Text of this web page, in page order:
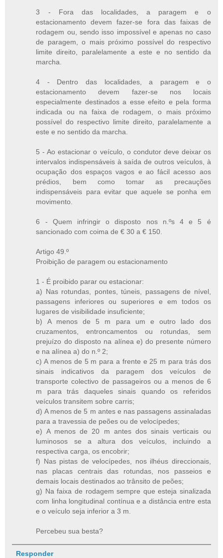
3 - Fora das localidades, a paragem e o
estacionamento devem fazer-se fora das faixas de
rodagem ou, sendo isso impossível e apenas no caso
de paragem, o mais próximo possível do respectivo
limite direito, paralelamente a este e no sentido da
marcha.
4 - Dentro das localidades, a paragem e o
estacionamento devem fazer-se nos locais
especialmente destinados a esse efeito e pela forma
indicada ou na faixa de rodagem, o mais próximo
possível do respectivo limite direito, paralelamente a
este e no sentido da marcha.
5 - Ao estacionar o veículo, o condutor deve deixar os
intervalos indispensáveis à saída de outros veículos, à
ocupação dos espaços vagos e ao fácil acesso aos
prédios, bem como tomar as precauções
indispensáveis para evitar que aquele se ponha em
movimento.
6 - Quem infringir o disposto nos n.ºs 4 e 5 é
sancionado com coima de € 30 a € 150.
Artigo 49.º
Proibição de paragem ou estacionamento
1 - É proibido parar ou estacionar:
a) Nas rotundas, pontes, túneis, passagens de nível,
passagens inferiores ou superiores e em todos os
lugares de visibilidade insuficiente;
b) A menos de 5 m para um e outro lado dos
cruzamentos, entroncamentos ou rotundas, sem
prejuízo do disposto na alínea e) do presente número
e na alínea a) do n.º 2;
c) A menos de 5 m para a frente e 25 m para trás dos
sinais indicativos da paragem dos veículos de
transporte colectivo de passageiros ou a menos de 6
m para trás daqueles sinais quando os referidos
veículos transitem sobre carris;
d) A menos de 5 m antes e nas passagens assinaladas
para a travessia de peões ou de velocípedes;
e) A menos de 20 m antes dos sinais verticais ou
luminosos se a altura dos veículos, incluindo a
respectiva carga, os encobrir;
f) Nas pistas de velocípedes, nos ilhéus direccionais,
nas placas centrais das rotundas, nos passeios e
demais locais destinados ao trânsito de peões;
g) Na faixa de rodagem sempre que esteja sinalizada
com linha longitudinal contínua e a distância entre esta
e o veículo seja inferior a 3 m.
Percebeu sua besta?
Responder